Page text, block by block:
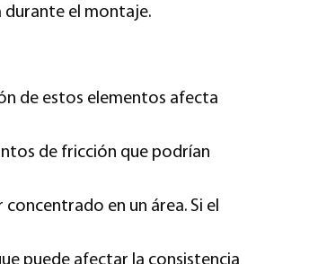
durante el montaje.
de estos elementos afecta
de fricción que podrían
en un área. Si el
puede afectar la consistencia